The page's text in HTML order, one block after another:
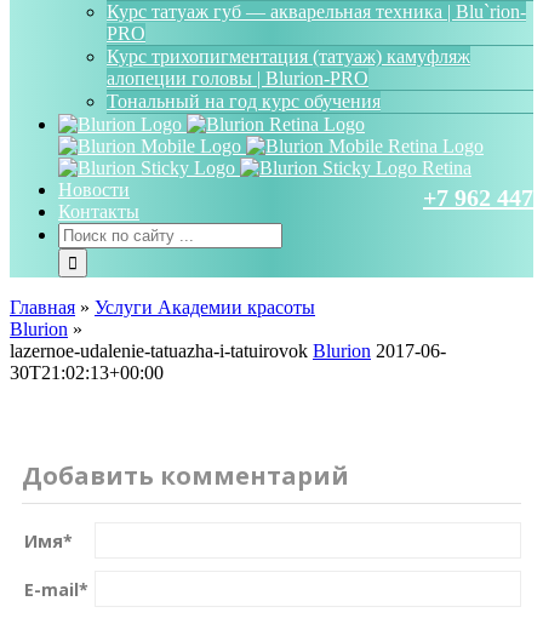
Курс татуаж губ — акварельная техника | Blu`rion-
PRO
Курс трихопигментация (татуаж) камуфляж
алопеции головы | Blurion-PRO
Тональный на год курс обучения
Новости
Контакты
+7 962 447
Главная » Услуги Академии красоты
Blurion »
lazernoe-udalenie-tatuazha-i-tatuirovok Blurion 2017-06-
30T21:02:13+00:00
Добавить комментарий
Имя*
E-mail*